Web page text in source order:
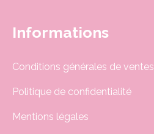
Informations
Conditions générales de ventes
Politique de confidentialité
Mentions légales